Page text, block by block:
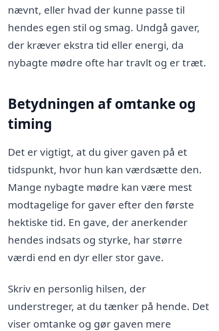
nævnt, eller hvad der kunne passe til
hendes egen stil og smag. Undgå gaver,
der kræver ekstra tid eller energi, da
nybagte mødre ofte har travlt og er træt.
Betydningen af omtanke og
timing
Det er vigtigt, at du giver gaven på et
tidspunkt, hvor hun kan værdsætte den.
Mange nybagte mødre kan være mest
modtagelige for gaver efter den første
hektiske tid. En gave, der anerkender
hendes indsats og styrke, har større
værdi end en dyr eller stor gave.
Skriv en personlig hilsen, der
understreger, at du tænker på hende. Det
viser omtanke og gør gaven mere